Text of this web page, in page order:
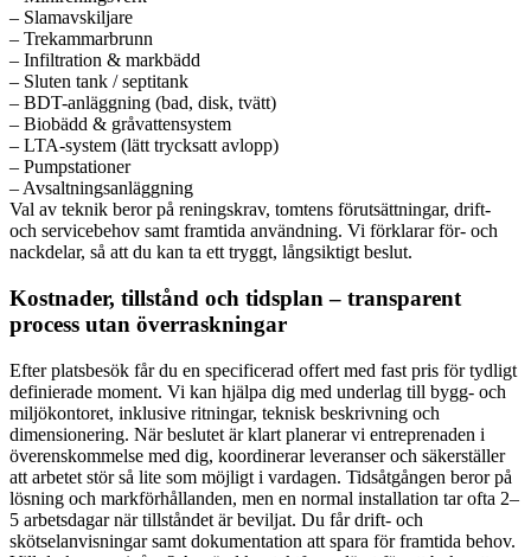
– Slamavskiljare
– Trekammarbrunn
– Infiltration & markbädd
– Sluten tank / septitank
– BDT-anläggning (bad, disk, tvätt)
– Biobädd & gråvattensystem
– LTA-system (lätt trycksatt avlopp)
– Pumpstationer
– Avsaltningsanläggning
Val av teknik beror på reningskrav, tomtens förutsättningar, drift-
och servicebehov samt framtida användning. Vi förklarar för- och
nackdelar, så att du kan ta ett tryggt, långsiktigt beslut.
Kostnader, tillstånd och tidsplan – transparent
process utan överraskningar
Efter platsbesök får du en specificerad offert med fast pris för tydligt
definierade moment. Vi kan hjälpa dig med underlag till bygg- och
miljökontoret, inklusive ritningar, teknisk beskrivning och
dimensionering. När beslutet är klart planerar vi entreprenaden i
överenskommelse med dig, koordinerar leveranser och säkerställer
att arbetet stör så lite som möjligt i vardagen. Tidsåtgången beror på
lösning och markförhållanden, men en normal installation tar ofta 2–
5 arbetsdagar när tillståndet är beviljat. Du får drift- och
skötselanvisningar samt dokumentation att spara för framtida behov.